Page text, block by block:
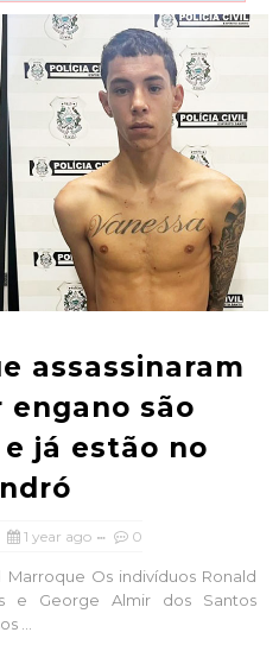
assassinaram
engano são
já estão no
1 year ago 0
Os indivíduos Ronald
e George Almir dos Santos
...